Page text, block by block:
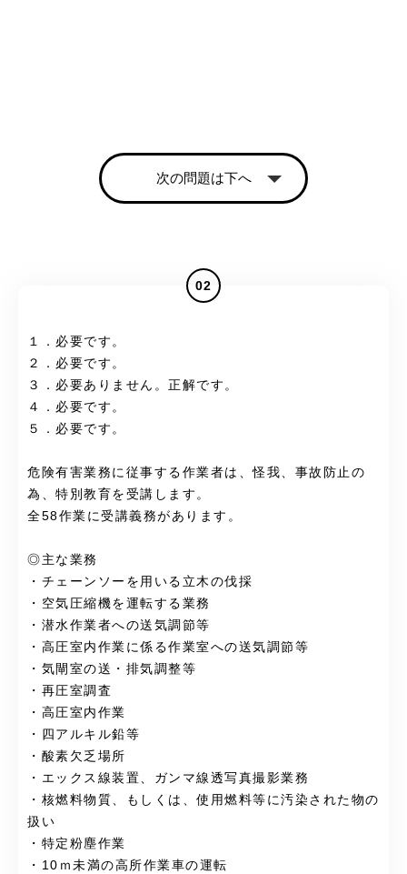
次の問題は下へ
02
１．必要です。
２．必要です。
３．必要ありません。正解です。
４．必要です。
５．必要です。
危険有害業務に従事する作業者は、怪我、事故防止の
為、特別教育を受講します。
全58作業に受講義務があります。
◎主な業務
・チェーンソーを用いる立木の伐採
・空気圧縮機を運転する業務
・潜水作業者への送気調節等
・高圧室内作業に係る作業室への送気調節等
・気閘室の送・排気調整等
・再圧室調査
・高圧室内作業
・四アルキル鉛等
・酸素欠乏場所
・エックス線装置、ガンマ線透写真撮影業務
・核燃料物質、もしくは、使用燃料等に汚染された物の
扱い
・特定粉塵作業
・10ｍ未満の高所作業車の運転